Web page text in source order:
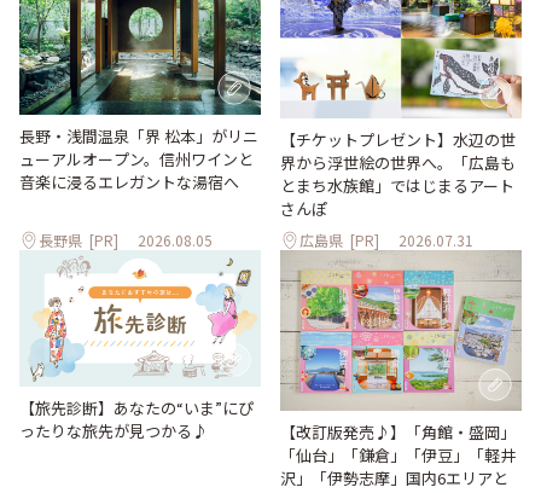
長野・浅間温泉「界 松本」がリニ
ューアルオープン。信州ワインと
音楽に浸るエレガントな湯宿へ
長野県 [PR] 2026.08.05
【チケットプレゼント】水辺の世
界から浮世絵の世界へ。「広島も
とまち水族館」ではじまるアート
さんぽ
広島県 [PR] 2026.07.31
【旅先診断】あなたの“いま”にぴ
ったりな旅先が見つかる♪
【改訂版発売♪】「角館・盛岡」
「仙台」「鎌倉」「伊豆」「軽井
沢」「伊勢志摩」国内6エリアと